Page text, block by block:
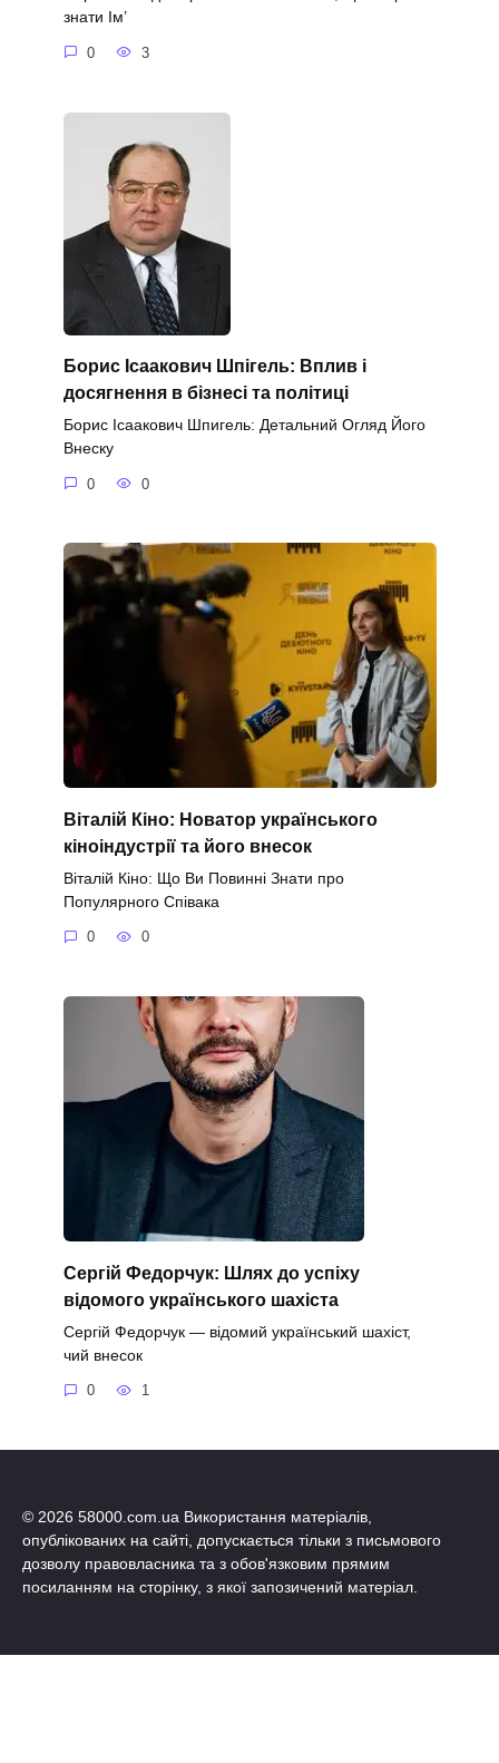
знати Ім’
0 3
Борис Ісаакович Шпігель: Вплив і
досягнення в бізнесі та політиці
Борис Ісаакович Шпигель: Детальний Огляд Його
Внеску
0 0
Віталій Кіно: Новатор українського
кіноіндустрії та його внесок
Віталій Кіно: Що Ви Повинні Знати про
Популярного Співака
0 0
Сергій Федорчук: Шлях до успіху
відомого українського шахіста
Сергій Федорчук — відомий український шахіст,
чий внесок
0 1
© 2026 58000.com.ua Використання матеріалів,
опублікованих на сайті, допускається тільки з письмового
дозволу правовласника та з обов'язковим прямим
посиланням на сторінку, з якої запозичений матеріал.